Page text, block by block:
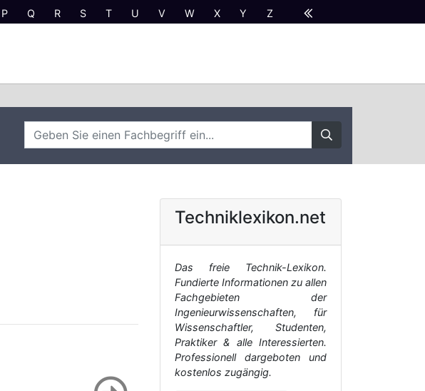
P Q R S T U V W X Y Z
Techniklexikon.net
Das freie Technik-Lexikon.
Fundierte Informationen zu allen
Fachgebieten der
Ingenieurwissenschaften, für
Wissenschaftler, Studenten,
Praktiker & alle Interessierten.
Professionell dargeboten und
kostenlos zugängig.